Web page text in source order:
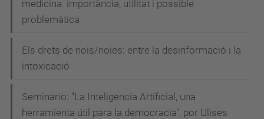
medicina: importància, utilitat i possible
problemàtica
Els drets de nois/noies: entre la desinformació i la
intoxicació
Seminario: "La Inteligencia Artificial, una
herramienta útil para la democracia", por Ulises